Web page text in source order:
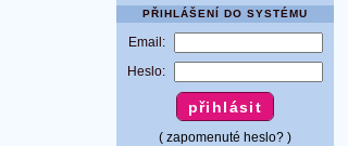
PŘIHLÁŠENÍ DO SYSTÉMU
Email:
Heslo:
( zapomenuté heslo? )